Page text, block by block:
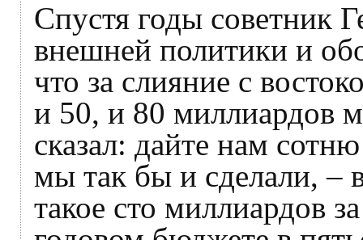
Спустя годы советник
внешней политики и
что за слияние с
и 50, и 80 миллиардов
сказал: дайте нам
мы так бы и сделали, –
такое сто миллиардов